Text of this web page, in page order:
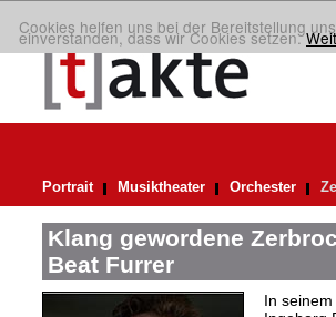
Cookies helfen uns bei der Bereitstellung
einverstanden, dass wir Cookies setzen.
Portrait Musiktheater Orchester
Klang gewordene
Beat Furrer
In